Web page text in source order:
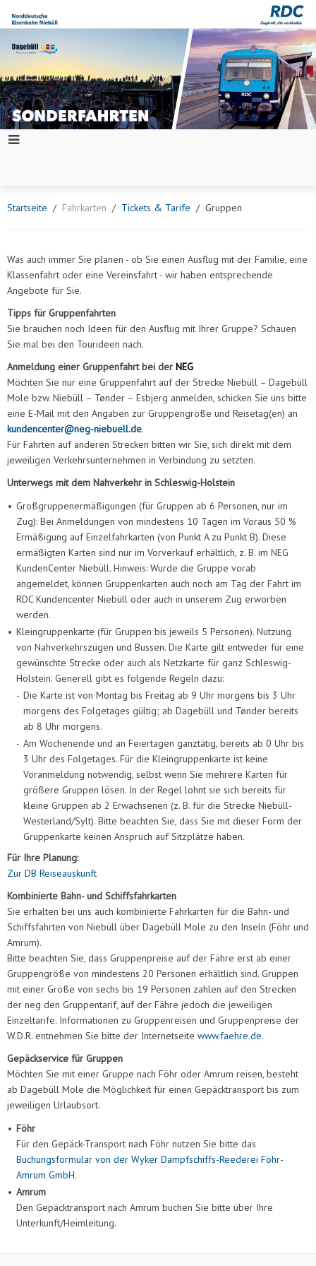
Startseite Fahrkarten Tickets & Tarife Gruppen
Was auch immer Sie planen - ob Sie einen Ausflug mit der Familie, eine
Klassenfahrt oder eine Vereinsfahrt - wir haben entsprechende
Angebote für Sie.
Tipps für Gruppenfahrten
Sie brauchen noch Ideen für den Ausflug mit Ihrer Gruppe? Schauen
Sie mal bei den Tourideen nach.
Anmeldung einer Gruppenfahrt bei der NEG
Möchten Sie nur eine Gruppenfahrt auf der Strecke Niebüll – Dagebüll
Mole bzw. Niebüll – Tønder – Esbjerg anmelden, schicken Sie uns bitte
eine E-Mail mit den Angaben zur Gruppengröße und Reisetag(en) an
kundencenter@neg-niebuell.de.
Für Fahrten auf anderen Strecken bitten wir Sie, sich direkt mit dem
jeweiligen Verkehrsunternehmen in Verbindung zu setzten.
Unterwegs mit dem Nahverkehr in Schleswig-Holstein
• Großgruppenermäßigungen (für Gruppen ab 6 Personen, nur im
Zug): Bei Anmeldungen von mindestens 10 Tagen im Voraus 50 %
Ermäßigung auf Einzelfahrkarten (von Punkt A zu Punkt B). Diese
ermäßigten Karten sind nur im Vorverkauf erhältlich, z. B. im NEG
KundenCenter Niebüll. Hinweis: Wurde die Gruppe vorab
angemeldet, können Gruppenkarten auch noch am Tag der Fahrt im
RDC Kundencenter Niebüll oder auch in unserem Zug erworben
werden.
• Kleingruppenkarte (für Gruppen bis jeweils 5 Personen). Nutzung
von Nahverkehrszügen und Bussen. Die Karte gilt entweder für eine
gewünschte Strecke oder auch als Netzkarte für ganz Schleswig-
Holstein. Generell gibt es folgende Regeln dazu:
- Die Karte ist von Montag bis Freitag ab 9 Uhr morgens bis 3 Uhr
morgens des Folgetages gültig; ab Dagebüll und Tønder bereits
ab 8 Uhr morgens.
- Am Wochenende und an Feiertagen ganztätig, bereits ab 0 Uhr bis
3 Uhr des Folgetages. Für die Kleingruppenkarte ist keine
Voranmeldung notwendig, selbst wenn Sie mehrere Karten für
größere Gruppen lösen. In der Regel lohnt sie sich bereits für
kleine Gruppen ab 2 Erwachsenen (z. B. für die Strecke Niebüll-
Westerland/Sylt). Bitte beachten Sie, dass Sie mit dieser Form der
Gruppenkarte keinen Anspruch auf Sitzplätze haben.
Für Ihre Planung:
Zur DB Reiseauskunft
Kombinierte Bahn- und Schiffsfahrkarten
Sie erhalten bei uns auch kombinierte Fahrkarten für die Bahn- und
Schiffsfahrten von Niebüll über Dagebüll Mole zu den Inseln (Föhr und
Amrum).
Bitte beachten Sie, dass Gruppenpreise auf der Fähre erst ab einer
Gruppengröße von mindestens 20 Personen erhältlich sind. Gruppen
mit einer Größe von sechs bis 19 Personen zahlen auf den Strecken
der neg den Gruppentarif, auf der Fähre jedoch die jeweiligen
Einzeltarife. Informationen zu Gruppenreisen und Gruppenpreise der
W.D.R. entnehmen Sie bitte der Internetseite www.faehre.de.
Gepäckservice für Gruppen
Möchten Sie mit einer Gruppe nach Föhr oder Amrum reisen, besteht
ab Dagebüll Mole die Möglichkeit für einen Gepäcktransport bis zum
jeweiligen Urlaubsort.
• Föhr
Für den Gepäck-Transport nach Föhr nutzen Sie bitte das
Buchungsformular von der Wyker Dampfschiffs-Reederei Föhr-
Amrum GmbH.
• Amrum
Den Gepäcktransport nach Amrum buchen Sie bitte über Ihre
Unterkunft/Heimleitung.